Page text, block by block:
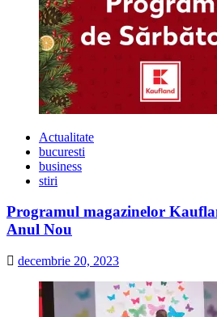
Actualitate
bucuresti
business
stiri
Programul magazinelor
Anul Nou
decembrie 20, 2023